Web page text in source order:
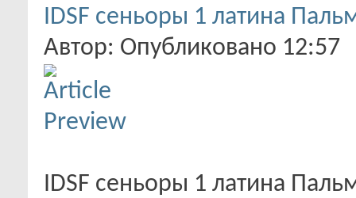
IDSF сеньоры 1 латина
Автор: Опубликовано
IDSF сеньоры 1 латина